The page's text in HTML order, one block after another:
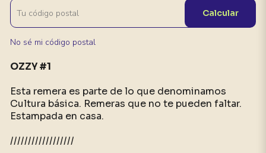
Calcular
No sé mi código postal
OZZY #1
Esta remera es parte de lo que denominamos
Cultura básica. Remeras que no te pueden faltar.
Estampada en casa.
//////////////////